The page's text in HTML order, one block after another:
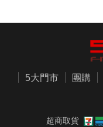
5大門市 團購
超商取貨